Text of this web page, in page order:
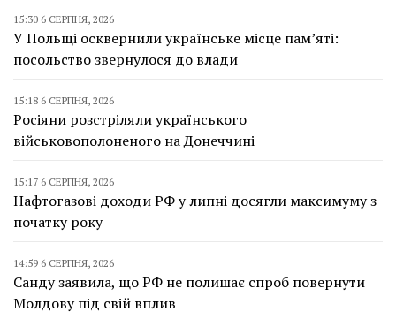
15:30 6 СЕРПНЯ, 2026
У Польщі осквернили українське місце пам’яті:
посольство звернулося до влади
15:18 6 СЕРПНЯ, 2026
Росіяни розстріляли українського
військовополоненого на Донеччині
15:17 6 СЕРПНЯ, 2026
Нафтогазові доходи РФ у липні досягли максимуму з
початку року
14:59 6 СЕРПНЯ, 2026
Санду заявила, що РФ не полишає спроб повернути
Молдову під свій вплив